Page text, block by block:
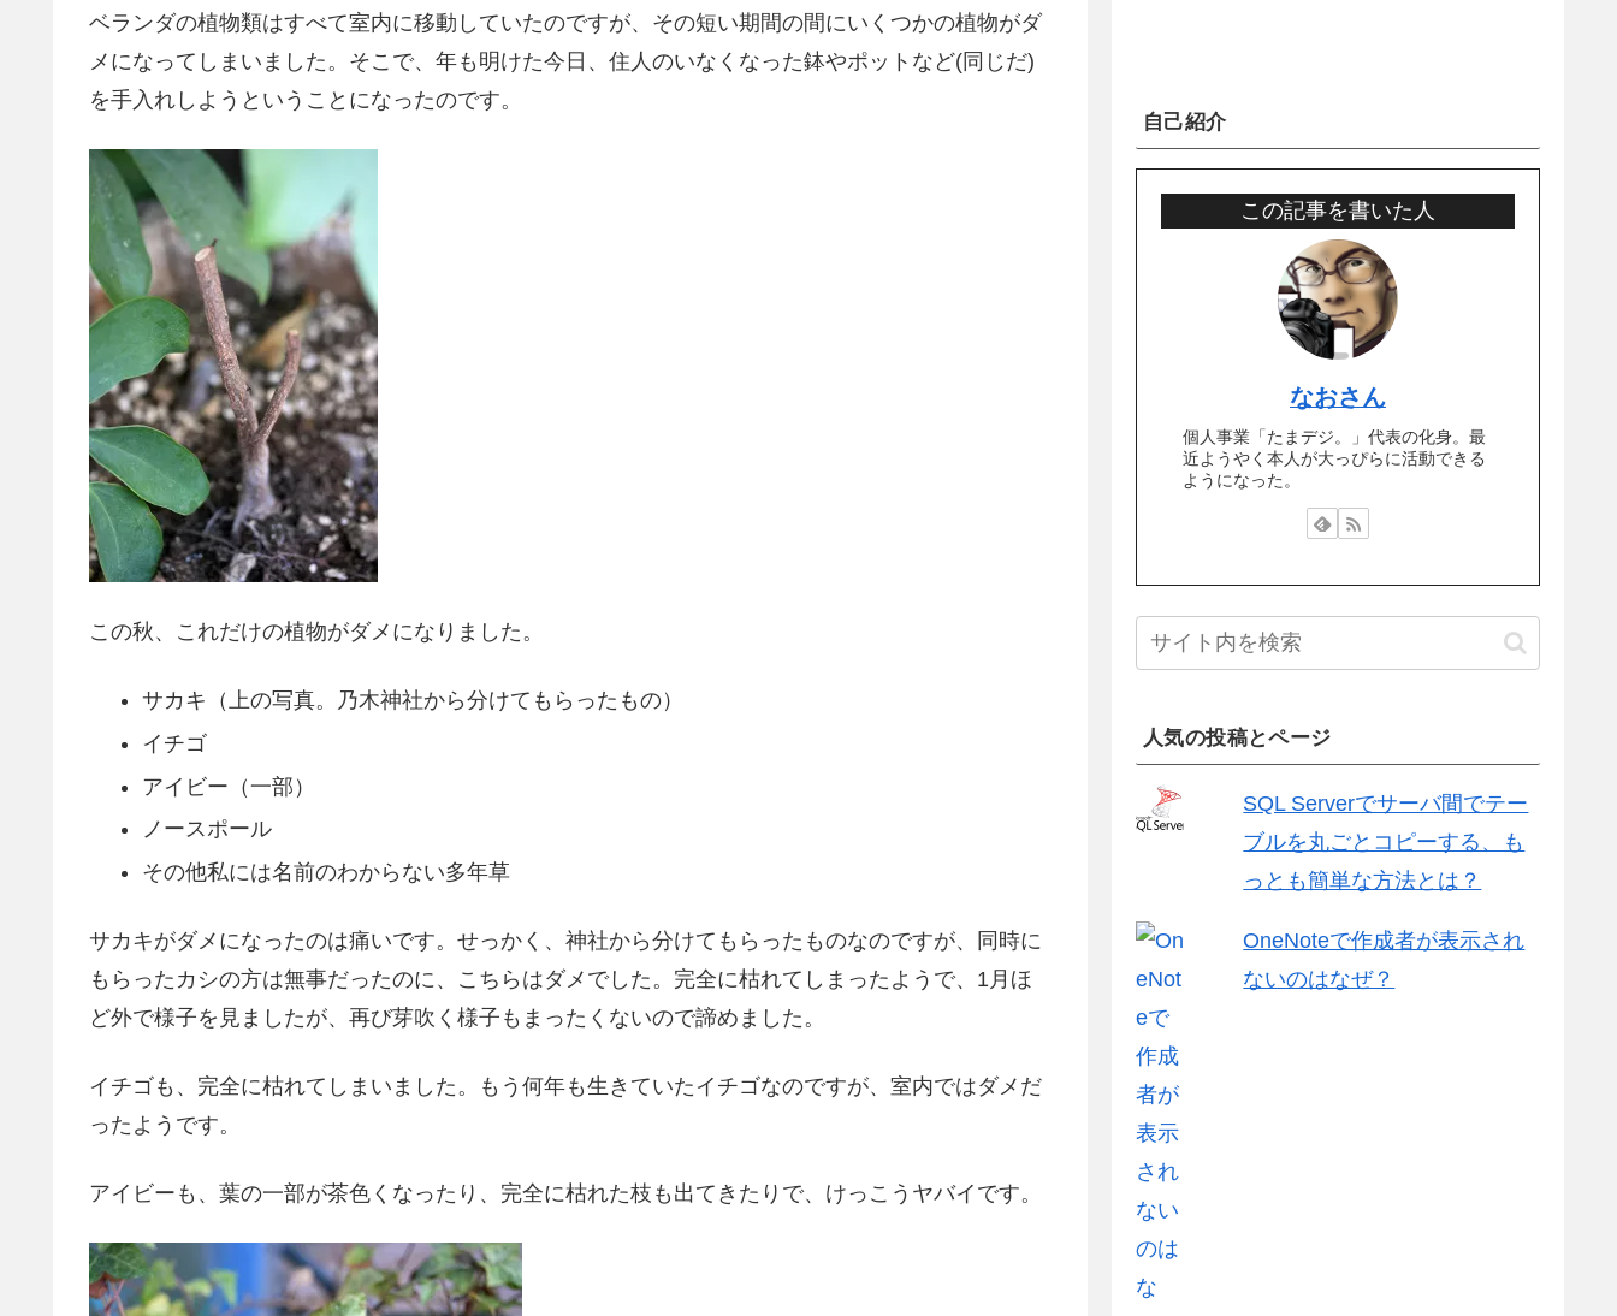
ベランダの植物類はすべて室内に移動していたのですが、その短い期間の間にいくつかの植物がダ
メになってしまいました。そこで、年も明けた今日、住人のいなくなった鉢やポットなど(同じだ)
を手入れしようということになったのです。
この秋、これだけの植物がダメになりました。
サカキ（上の写真。乃木神社から分けてもらったもの）
イチゴ
アイビー（一部）
ノースポール
その他私には名前のわからない多年草
サカキがダメになったのは痛いです。せっかく、神社から分けてもらったものなのですが、同時に
もらったカシの方は無事だったのに、こちらはダメでした。完全に枯れてしまったようで、1月ほ
ど外で様子を見ましたが、再び芽吹く様子もまったくないので諦めました。
イチゴも、完全に枯れてしまいました。もう何年も生きていたイチゴなのですが、室内ではダメだ
ったようです。
アイビーも、葉の一部が茶色くなったり、完全に枯れた枝も出てきたりで、けっこうヤバイです。
自己紹介
この記事を書いた人
なおさん
個人事業「たまデジ。」代表の化身。最
近ようやく本人が大っぴらに活動できる
ようになった。
人気の投稿とページ
SQL Serverでサーバ間でテー
ブルを丸ごとコピーする、も
っとも簡単な方法とは？
OneNoteで作成者が表示され
ないのはなぜ？